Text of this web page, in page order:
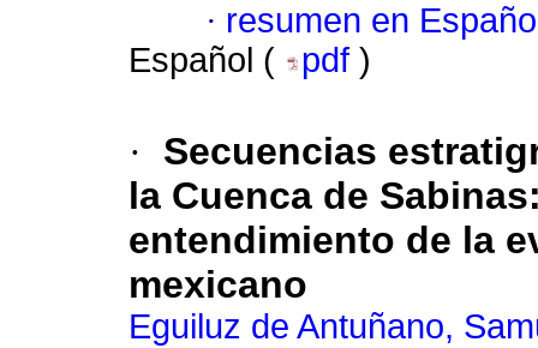
· resumen en
Español (
pdf )
·
Secuencias
la Cuenca de
entendimiento de la
mexicano
Eguiluz de Antuñano,